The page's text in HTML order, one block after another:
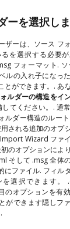
ーを選択しま
ザーは、ソース フ
を選択する必要が
フォーマット.
ルの入れ子になっ
とができます。. あ
ルダーの構造をイ
してください。. 通
ルダー構造のルー
される追加のオプ
Wizard ファ
のオプションによ
そして .msg全体
にファイル. フィル
選択できます。
のオプションを有
ができます隠しフ
.